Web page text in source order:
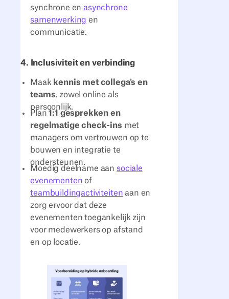
synchrone en asynchrone
samenwerking en
communicatie.
4. Inclusiviteit en verbinding
Maak kennis met collega's en
teams, zowel online als
persoonlijk.
Plan1:1 gesprekken en
regelmatige check-ins met
managers om vertrouwen op te
bouwen en integratie te
ondersteunen.
Moedig deelname aan sociale
evenementen of
teambuildingactiviteiten aan en
zorg ervoor dat deze
evenementen toegankelijk zijn
voor medewerkers op afstand
en op locatie.